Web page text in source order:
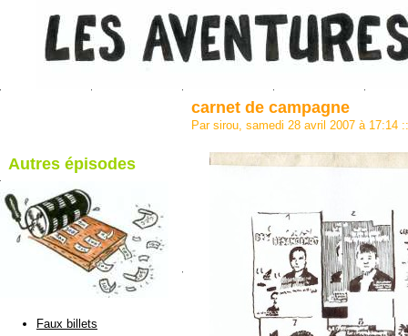
blog de Sirou
carnet de campagne
Par sirou, samedi 28 avril 2007 à 17:14 ::
Autres épisodes
Faux billets